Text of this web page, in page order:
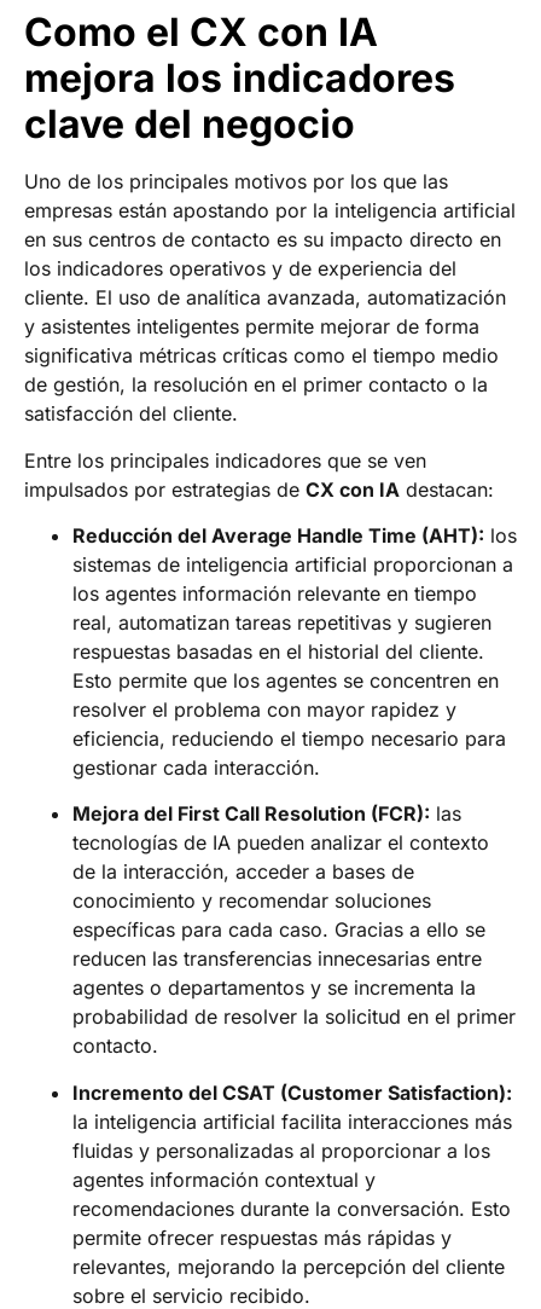
Como el CX con IA
mejora los indicadores
clave del negocio
Uno de los principales motivos por los que las
empresas están apostando por la inteligencia artificial
en sus centros de contacto es su impacto directo en
los indicadores operativos y de experiencia del
cliente. El uso de analítica avanzada, automatización
y asistentes inteligentes permite mejorar de forma
significativa métricas críticas como el tiempo medio
de gestión, la resolución en el primer contacto o la
satisfacción del cliente.
Entre los principales indicadores que se ven
impulsados por estrategias de CX con IA destacan:
Reducción del Average Handle Time (AHT): los
sistemas de inteligencia artificial proporcionan a
los agentes información relevante en tiempo
real, automatizan tareas repetitivas y sugieren
respuestas basadas en el historial del cliente.
Esto permite que los agentes se concentren en
resolver el problema con mayor rapidez y
eficiencia, reduciendo el tiempo necesario para
gestionar cada interacción.
Mejora del First Call Resolution (FCR): las
tecnologías de IA pueden analizar el contexto
de la interacción, acceder a bases de
conocimiento y recomendar soluciones
específicas para cada caso. Gracias a ello se
reducen las transferencias innecesarias entre
agentes o departamentos y se incrementa la
probabilidad de resolver la solicitud en el primer
contacto.
Incremento del CSAT (Customer Satisfaction):
la inteligencia artificial facilita interacciones más
fluidas y personalizadas al proporcionar a los
agentes información contextual y
recomendaciones durante la conversación. Esto
permite ofrecer respuestas más rápidas y
relevantes, mejorando la percepción del cliente
sobre el servicio recibido.